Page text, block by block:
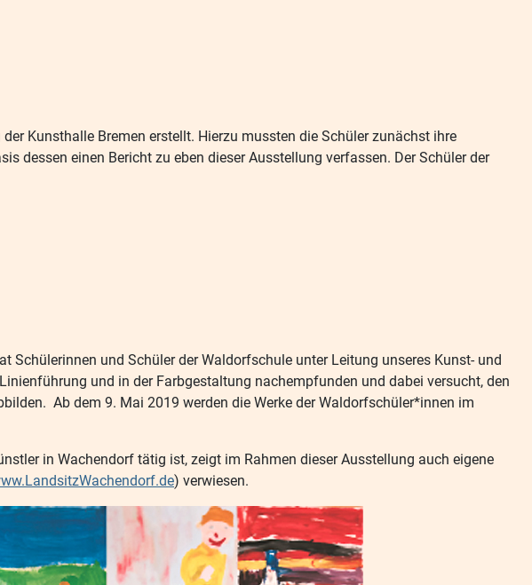
Kunsthalle Bremen erstellt. Hierzu mussten die Schüler zunächst ihre
dessen einen Bericht zu eben dieser Ausstellung verfassen. Der Schüler der
und Schüler der Waldorfschule unter Leitung unseres Kunst- und
und in der Farbgestaltung nachempfunden und dabei versucht, den
Ab dem 9. Mai 2019 werden die Werke der Waldorfschüler*innen im
in Wachendorf tätig ist, zeigt im Rahmen dieser Ausstellung auch eigene
) verwiesen.